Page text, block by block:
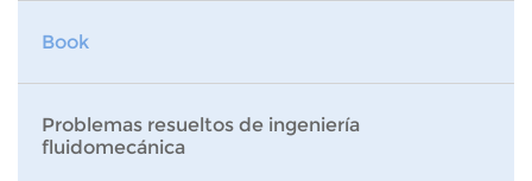
Book
Problemas resueltos de ingeniería
fluidomecánica